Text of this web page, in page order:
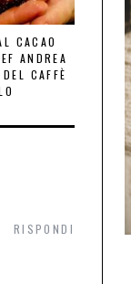
CACAO
ANDREA
CAFFÈ
RISPONDI